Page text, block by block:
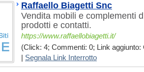
Raffaello Biagetti Snc
Vendita mobili e complementi
prodotti e contatti.
https://www.raffaellobiagetti.it/
(Click: 4; Commenti: 0; Link aggiunto:
Segnala Link Interrotto